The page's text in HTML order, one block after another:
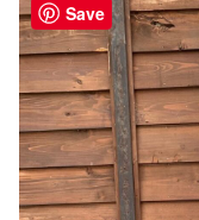
Save